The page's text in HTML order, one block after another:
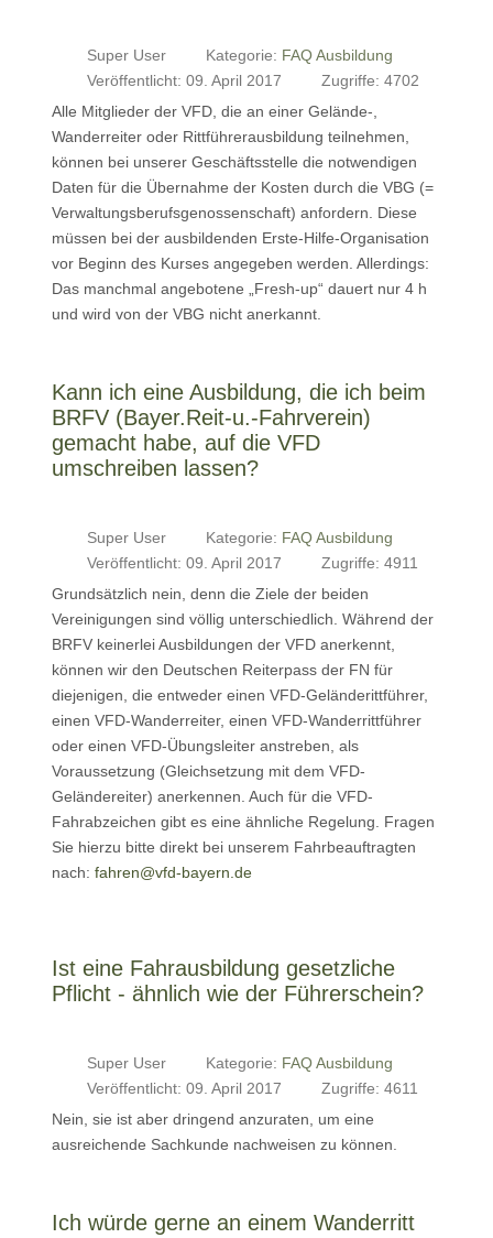
Super User Kategorie: FAQ Ausbildung
Veröffentlicht: 09. April 2017
Zugriffe: 4702
Alle Mitglieder der VFD, die an einer Gelände-,
Wanderreiter oder Rittführerausbildung teilnehmen,
können bei unserer Geschäftsstelle die notwendigen
Daten für die Übernahme der Kosten durch die VBG (=
Verwaltungsberufsgenossenschaft) anfordern. Diese
müssen bei der ausbildenden Erste-Hilfe-Organisation
vor Beginn des Kurses angegeben werden. Allerdings:
Das manchmal angebotene „Fresh-up“ dauert nur 4 h
und wird von der VBG nicht anerkannt.
Kann ich eine Ausbildung, die ich beim
BRFV (Bayer.Reit-u.-Fahrverein)
gemacht habe, auf die VFD
umschreiben lassen?
Super User Kategorie: FAQ Ausbildung
Veröffentlicht: 09. April 2017
Zugriffe: 4911
Grundsätzlich nein, denn die Ziele der beiden
Vereinigungen sind völlig unterschiedlich. Während der
BRFV keinerlei Ausbildungen der VFD anerkennt,
können wir den Deutschen Reiterpass der FN für
diejenigen, die entweder einen VFD-Geländerittführer,
einen VFD-Wanderreiter, einen VFD-Wanderrittführer
oder einen VFD-Übungsleiter anstreben, als
Voraussetzung (Gleichsetzung mit dem VFD-
Geländereiter) anerkennen. Auch für die VFD-
Fahrabzeichen gibt es eine ähnliche Regelung. Fragen
Sie hierzu bitte direkt bei unserem Fahrbeauftragten
nach: fahren@vfd-bayern.de
Ist eine Fahrausbildung gesetzliche
Pflicht - ähnlich wie der Führerschein?
Super User Kategorie: FAQ Ausbildung
Veröffentlicht: 09. April 2017
Zugriffe: 4611
Nein, sie ist aber dringend anzuraten, um eine
ausreichende Sachkunde nachweisen zu können.
Ich würde gerne an einem Wanderritt